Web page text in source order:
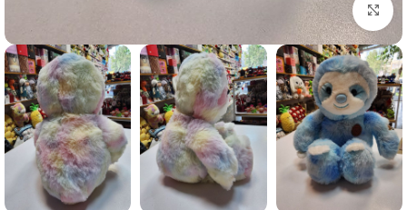
برای بزرگنمایی کلیک کنید